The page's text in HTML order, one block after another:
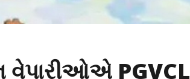
વેપારીઓએ PGVCL